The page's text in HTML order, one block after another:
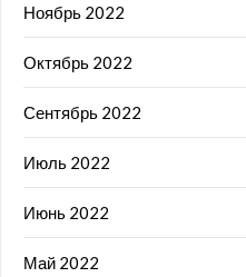
Ноябрь 2022
Октябрь 2022
Сентябрь 2022
Июль 2022
Июнь 2022
Май 2022